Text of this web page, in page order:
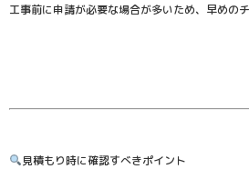
工事前に申請が必要な場合が多いため、早めの
見積もり時に確認すべきポイント